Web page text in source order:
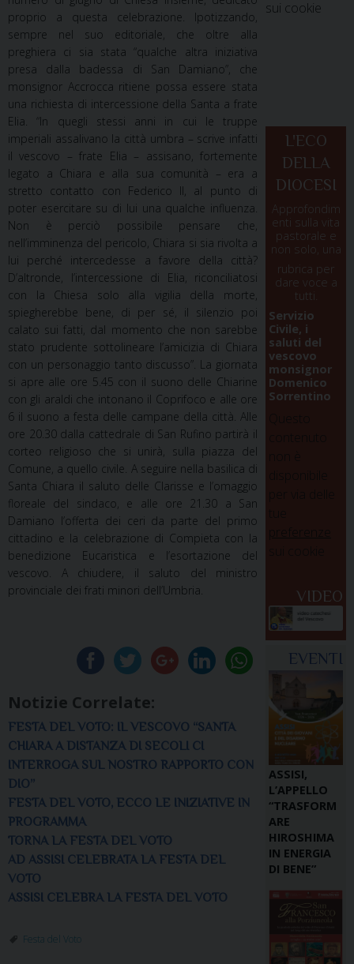
proprio a questa celebrazione. Ipotizzando,
sempre nel suo editoriale, che oltre alla
preghiera ci sia stata “qualche altra iniziativa
presa dalla badessa di San Damiano”, che
monsignor Accrocca ritiene possa essere stata
una richiesta di intercessione della Santa a frate
Elia. “In quegli stessi anni in cui le truppe
imperiali assalivano la città umbra – scrive infatti
il vescovo – frate Elia – assisano, fortemente
legato a Chiara e alla sua comunità – era a
stretto contatto con Federico II, al punto di
poter esercitare su di lui una qualche influenza.
Non è perciò possibile pensare che,
nell’imminenza del pericolo, Chiara si sia rivolta a
lui perché intercedesse a favore della città?
D’altronde, l’intercessione di Elia, riconciliatosi
con la Chiesa solo alla vigilia della morte,
spiegherebbe bene, di per sé, il silenzio poi
calato sui fatti, dal momento che non sarebbe
stato prudente sottolineare l’amicizia di Chiara
con un personaggio tanto discusso”. La giornata
si apre alle ore 5.45 con il suono delle Chiarine
con gli araldi che intonano il Coprifoco e alle ore
6 il suono a festa delle campane della città. Alle
ore 20.30 dalla cattedrale di San Rufino partirà il
corteo religioso che si unirà, sulla piazza del
Comune, a quello civile. A seguire nella basilica di
Santa Chiara il saluto delle Clarisse e l’omaggio
floreale del sindaco, e alle ore 21.30 a San
Damiano l’offerta dei ceri da parte del primo
cittadino e la celebrazione di Compieta con la
benedizione Eucaristica e l’esortazione del
vescovo. A chiudere, il saluto del ministro
provinciale dei frati minori dell’Umbria.
Notizie Correlate:
FESTA DEL VOTO: IL VESCOVO “SANTA
CHIARA A DISTANZA DI SECOLI CI
INTERROGA SUL NOSTRO RAPPORTO CON
DIO”
FESTA DEL VOTO, ECCO LE INIZIATIVE IN
PROGRAMMA
TORNA LA FESTA DEL VOTO
AD ASSISI CELEBRATA LA FESTA DEL
VOTO
ASSISI CELEBRA LA FESTA DEL VOTO
Festa del Voto
sui cookie
L'ECO
DELLA
DIOCESI
Approfondim
enti sulla vita
pastorale e
non solo, una
rubrica per
dare voce a
tutti.
Servizio
Civile, i
saluti del
vescovo
monsignor
Domenico
Sorrentino
VIDEO
EVENTI
ASSISI,
L’APPELLO
“TRASFORM
ARE
HIROSHIMA
IN ENERGIA
DI BENE”